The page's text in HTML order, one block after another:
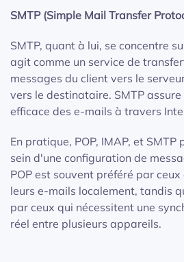
SMTP (Simple Mail Transfer
SMTP, quant à lui, se concentre
agit comme un service de
messages du client vers le
vers le destinataire. SMTP
efficace des e-mails à travers
En pratique, POP, IMAP, et
sein d'une configuration de
POP est souvent préféré par
leurs e-mails localement, tandis
par ceux qui nécessitent une
réel entre plusieurs appareils.